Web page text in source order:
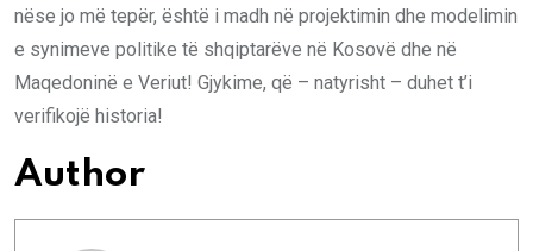
nëse jo më tepër, është i madh në projektimin dhe modelimin
e synimeve politike të shqiptarëve në Kosovë dhe në
Maqedoninë e Veriut! Gjykime, që – natyrisht – duhet t’i
verifikojë historia!
Author